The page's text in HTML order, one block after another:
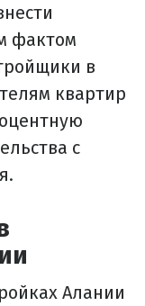
фактом
в
квартир
с
Алании